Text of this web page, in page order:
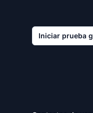
Iniciar prueba